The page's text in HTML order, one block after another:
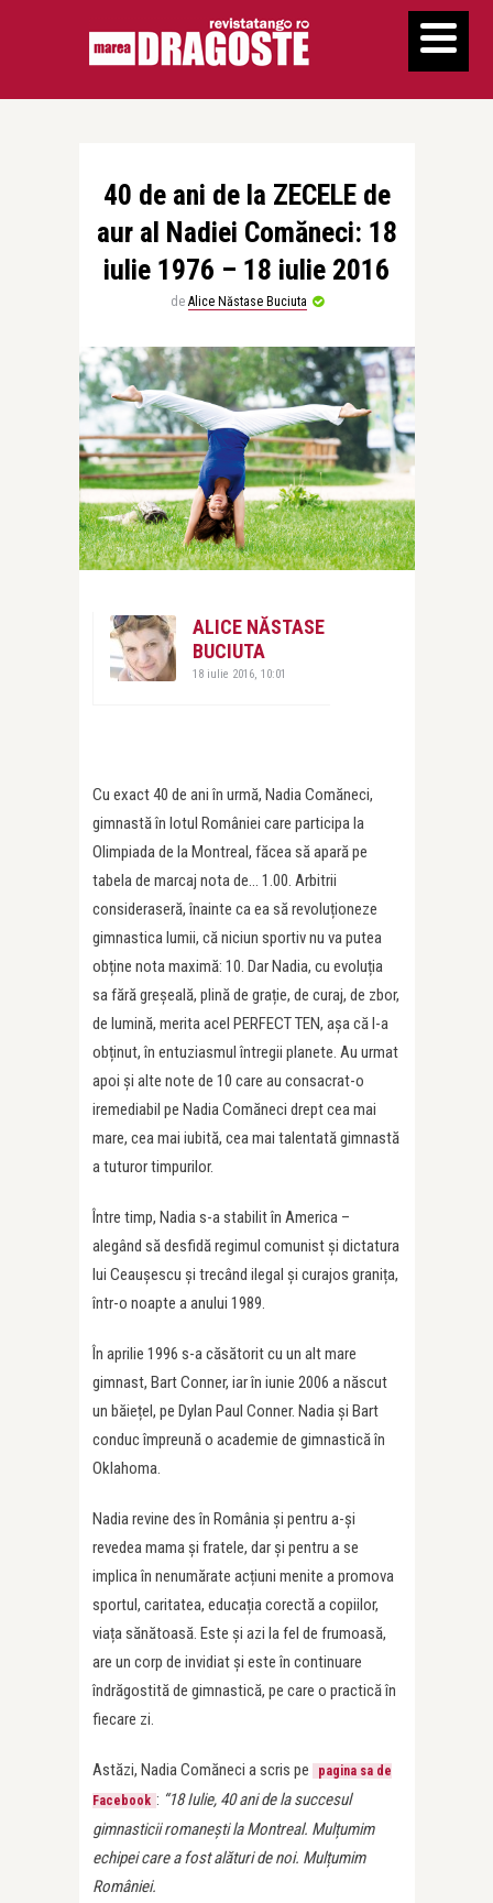
40 de ani de la ZECELE de
aur al Nadiei Comăneci: 18
iulie 1976 – 18 iulie 2016
de Alice Năstase Buciuta
ALICE NĂSTASE
BUCIUTA
18 iulie 2016, 10:01
Cu exact 40 de ani în urmă, Nadia Comăneci,
gimnastă în lotul României care participa la
Olimpiada de la Montreal, făcea să apară pe
tabela de marcaj nota de… 1.00. Arbitrii
consideraseră, înainte ca ea să revoluționeze
gimnastica lumii, că niciun sportiv nu va putea
obține nota maximă: 10. Dar Nadia, cu evoluția
sa fără greșeală, plină de grație, de curaj, de zbor,
de lumină, merita acel PERFECT TEN, așa că l-a
obținut, în entuziasmul întregii planete. Au urmat
apoi și alte note de 10 care au consacrat-o
iremediabil pe Nadia Comăneci drept cea mai
mare, cea mai iubită, cea mai talentată gimnastă
a tuturor timpurilor.
Între timp, Nadia s-a stabilit în America –
alegând să desfidă regimul comunist și dictatura
lui Ceaușescu și trecând ilegal și curajos granița,
într-o noapte a anului 1989.
În aprilie 1996 s-a căsătorit cu un alt mare
gimnast, Bart Conner, iar în iunie 2006 a născut
un băiețel, pe Dylan Paul Conner. Nadia și Bart
conduc împreună o academie de gimnastică în
Oklahoma.
Nadia revine des în România și pentru a-și
revedea mama și fratele, dar și pentru a se
implica în nenumărate acțiuni menite a promova
sportul, caritatea, educația corectă a copiilor,
viața sănătoasă. Este și azi la fel de frumoasă,
are un corp de invidiat și este în continuare
îndrăgostită de gimnastică, pe care o practică în
fiecare zi.
Astăzi, Nadia Comăneci a scris pe
pagina sa de
Facebook : “18 Iulie, 40 ani de la succesul
gimnasticii romanești la Montreal. Mulțumim
echipei care a fost alături de noi. Mulțumim
României.